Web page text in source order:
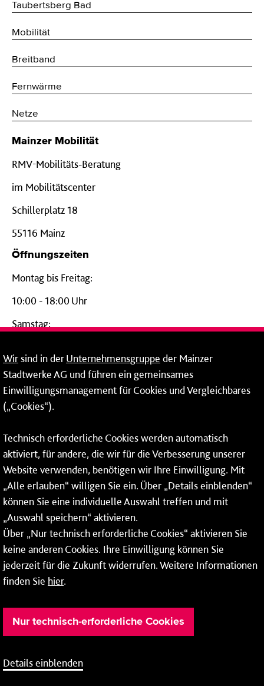
Taubertsberg Bad
Mobilität
Breitband
Fernwärme
Netze
Mainzer Mobilität
RMV-Mobilitäts-Beratung
im Mobilitätscenter
Schillerplatz 18
55116 Mainz
Öffnungszeiten
Montag bis Freitag:
10:00 - 18:00 Uhr
Samstag:
24-Stunden-Telefon*
06131 – 12 77 77
Fax: 06131 – 12 66 66
* Montags bis freitags bis 7 und ab 18 Uhr sowie an
Wochenenden und Feiertagen ganztags werden Ihre
Anrufe je nach Themenauswahl an ein Callcenter des
RMV oder von nextbike weitergeleitet. Dort erhalten Sie
ausschließlich Auskünfte zum Fahrplan bzw. zu
meinRad.
Wirsind in derUnternehmensgruppe der Mainzer
Stadtwerke AG und führen ein gemeinsames
Einwilligungsmanagement für Cookies und Vergleichbares
(„Cookies“).
Technisch erforderliche Cookies werden automatisch
aktiviert, für andere, die wir für die Verbesserung unserer
Website verwenden, benötigen wir Ihre Einwilligung. Mit
„Alle erlauben“ willigen Sie ein. Über „Details einblenden“
können Sie eine individuelle Auswahl treffen und mit
„Auswahl speichern“ aktivieren.
Über „Nur technisch erforderliche Cookies“ aktivieren Sie
keine anderen Cookies. Ihre Einwilligung können Sie
jederzeit für die Zukunft widerrufen. Weitere Informationen
finden Sie hier.
Nur technisch-erforderliche Cookies
Details einblenden